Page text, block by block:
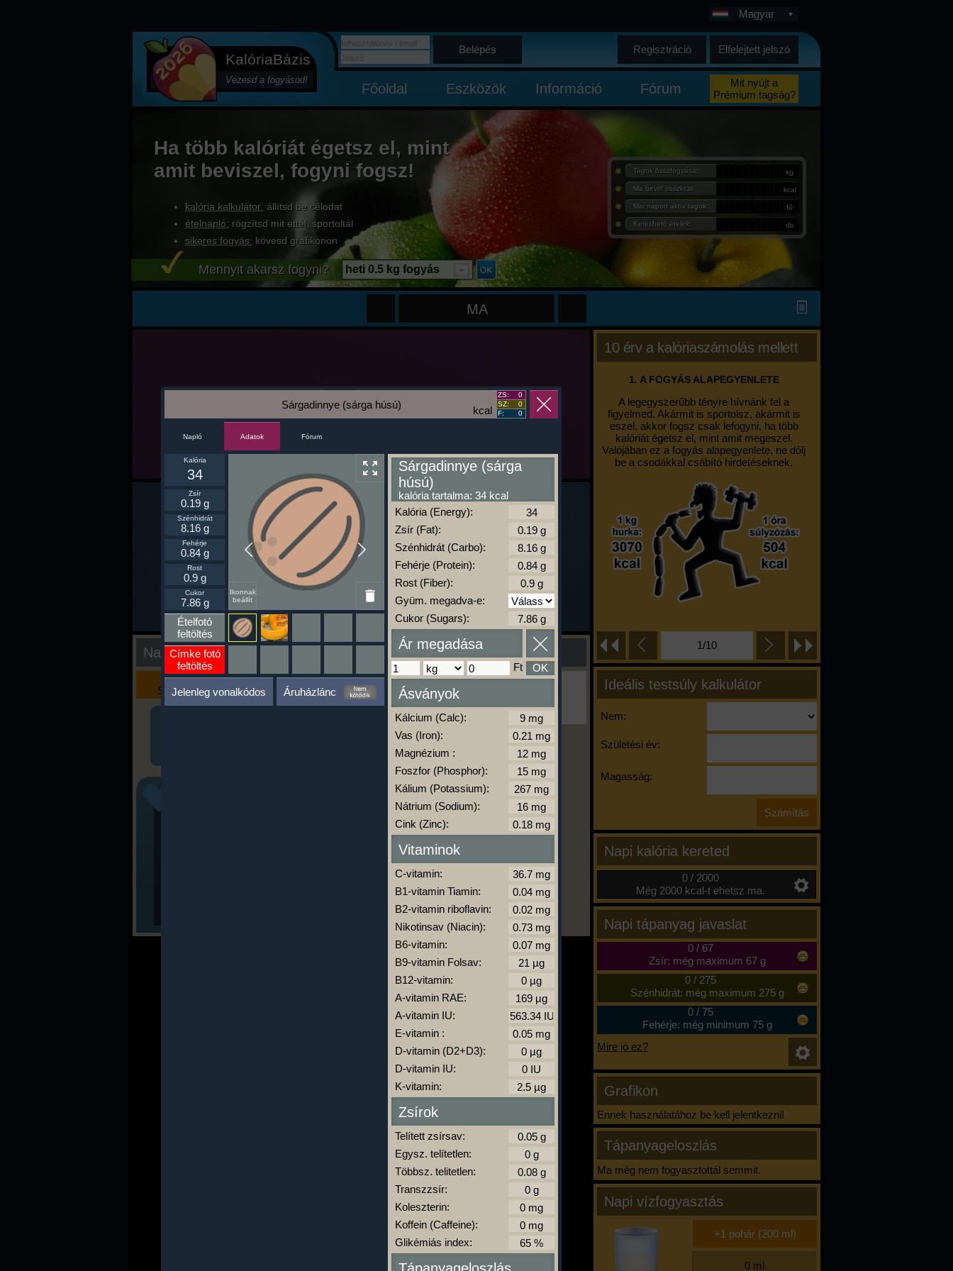
KalóriaBázis
Vezesd a fogyásod!
Magyar
Belépés Regisztráció Elfelejtett jelszó
Főoldal Eszközök Információ Fórum
Mit nyújt a
Prémium tagság?
Ha több kalóriát égetsz el, mint
amit beviszel, fogyni fogsz!
kalória kalkulátor: állítsd be célodat
ételnapló: rögzítsd mit ettél, sportoltál
sikeres fogyás: kövesd grafikonon
Tagok összfogyása: kg
Ma bevitt összkcal: kcal
Mai napon aktív tagok: fő
Kereshető ételek: db
Mennyit akarsz fogyni? heti 0.5 kg fogyás
MA
10 érv a kalóriaszámolás mellett
1. A FOGYÁS ALAPEGYENLETE
A legegyszerűbb tényre hívnánk fel a
figyelmed. Akármit is sportolsz, akármit is
eszel, akkor fogsz csak lefogyni, ha több
kalóriát égetsz el, mint amit megeszel.
Valójában ez a fogyás alapegyenlete, ne dőlj
be a csodákkal csábító hirdetéseknek.
1/10
Ideális testsúly kalkulátor
Nem:
Születési év:
Magasság:
Napi kalória kereted
0 / 2000
Még 2000 kcal-t ehetsz ma.
Napi tápanyag javaslat
0/ 67
Zsír: még maximum 67 g
0/ 275
Szénhidrát: még maximum 275 g
0/ 75
Fehérje: még minimum 75 g
Mire jó ez?
Grafikon
Ennek használatához be kell jelentkezni!
Tápanyageloszlás
Ma még nem fogyasztottál semmit.
Napi vízfogyasztás
Nap kiértékelése
Kalória
Szimulátor
Szöveges
Értékelés
Ha ma már nem eszel/sportolsz többet,
kattints a kiértékelésre!
A Kalória Szimulátor Prémium funkció.
kalóriabázis.hu
-
kcal
Sárgadinnye (sárga húsú)
ZS:
0
SZ:
0
F:
0
Napló Adatok Fórum
Ikonnak
beállít
Kalória
34
Zsír
0.19 g
Szénhidrát
8.16 g
Fehérje
0.84 g
Rost
0.9 g
Cukor
7.86 g
Ételfotó
feltöltés
Címke fotó
feltöltés
Jelenleg vonalkódos Áruházlánc
Sárgadinnye (sárga
húsú)
kalória tartalma: 34 kcal
Kalória (Energy):
Zsír (Fat):
Szénhidrát (Carbo):
Fehérje (Protein):
Rost (Fiber):
Gyüm. megadva-e:
Cukor (Sugars):
Ár megadása
Ft OK
Ásványok
Kálcium (Calc):
Vas (Iron):
Magnézium :
Foszfor (Phosphor):
Kálium (Potassium):
Nátrium (Sodium):
Cink (Zinc):
Vitaminok
C-vitamin:
B1-vitamin Tiamin:
B2-vitamin riboflavin:
Nikotinsav (Niacin):
B6-vitamin:
B9-vitamin Folsav:
B12-vitamin:
A-vitamin RAE:
A-vitamin IU:
E-vitamin :
D-vitamin (D2+D3):
D-vitamin IU:
K-vitamin:
Zsírok
Telített zsírsav:
Egysz. telítetlen:
Többsz. telitetlen:
Transzzsír:
Koleszterin:
Koffein (Caffeine):
Glikémiás index: